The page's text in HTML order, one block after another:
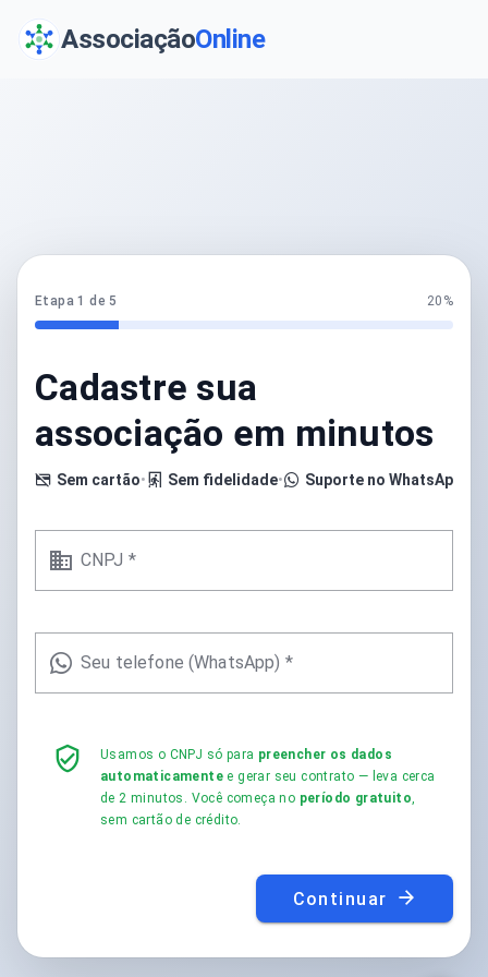
AssociaçãoOnline
Etapa 1 de 5 20%
Cadastre sua
associação em minutos
Sem cartão• Sem fidelidade• Suporte no WhatsApp
CNPJ *
Seu telefone (WhatsApp) *
Usamos o CNPJ só para preencher os dados
automaticamente e gerar seu contrato — leva cerca
de 2 minutos. Você começa no período gratuito,
sem cartão de crédito.
Continuar